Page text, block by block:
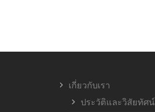
เกี่ยวกับเรา
ประวัติและวิสัยทัศน์